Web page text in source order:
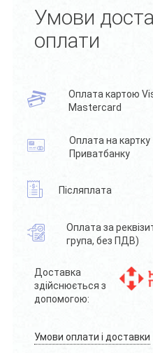
Умови
оплати
Оплата картою
Mastercard
Оплата на картку
Приватбанку
Післяплата
Оплата за
група, без ПДВ)
Доставка
здійснюється з
допомогою:
Умови оплати і доставки